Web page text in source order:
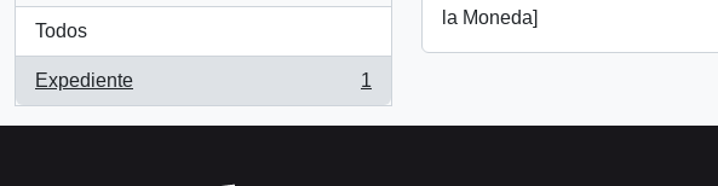
Todos
Expediente
, 1 resultados
1
la Moneda]